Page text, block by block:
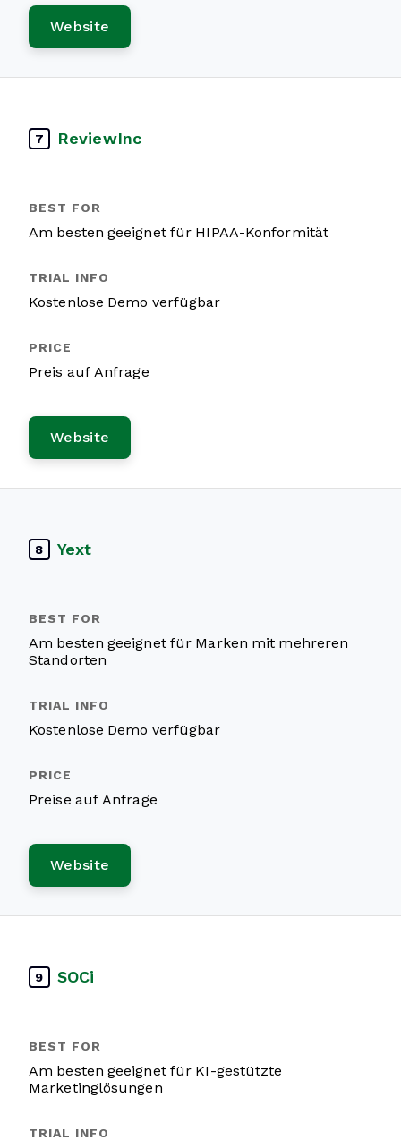
Website
7 ReviewInc
Am besten geeignet für HIPAA-Konformität
Kostenlose Demo verfügbar
Preis auf Anfrage
Website
8 Yext
Am besten geeignet für Marken mit mehreren
Standorten
Kostenlose Demo verfügbar
Preise auf Anfrage
Website
9 SOCi
Am besten geeignet für KI-gestützte
Marketinglösungen